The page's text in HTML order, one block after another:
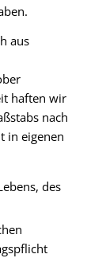
aus
haften wir
nach
in eigenen
des